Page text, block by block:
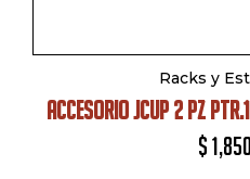
Racks y
ACCESORIO JCUP 2 PZ
$